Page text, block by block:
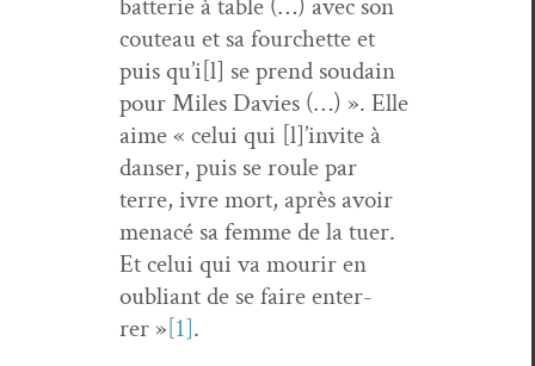
bat­terie à table (…) avec son
couteau et sa fourchette et
puis qu’i[l] se prend soudain
pour Miles Davies (…) ». Elle
aime « celui qui [l]’invite à
danser, puis se roule par
terre, ivre mort, après avoir
men­acé sa femme de la tuer.
Et celui qui va mourir en
oubliant de se faire enter­
rer »[1].